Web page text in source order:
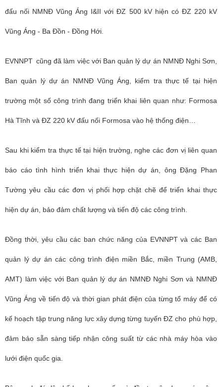
đấu nối NMNĐ Vũng Áng I&II với ĐZ 500 kV hiện có ĐZ 220 kV
Vũng Áng - Ba Đồn - Đồng Hới.
EVNNPT cũng đã làm việc với Ban quản lý dự án NMNĐ Nghi Sơn,
Ban quản lý dự án NMNĐ Vũng Áng, kiểm tra thực tế tại hiện
trường một số công trình đang triển khai liên quan như: Formosa
Hà Tĩnh và ĐZ 220 kV đấu nối Formosa vào hệ thống điện…
Sau khi kiểm tra thực tế tại hiện trường, nghe các đơn vị liên quan
báo cáo tình hình triển khai thực hiện dự án, ông Đặng Phan
Tường yêu cầu các đơn vị phối hợp chặt chẽ để triển khai thực
hiện dự án, bảo đảm chất lượng và tiến độ các công trình.
Đồng thời, yêu cầu các ban chức năng của EVNNPTvà các Ban
quản lý dự án các công trình điện miền Bắc, miền Trung (AMB,
AMT) làm việc với Ban quản lý dự án NMNĐ Nghi Sơn và NMNĐ
Vũng Áng về tiến độ và thời gian phát điện của từng tổ máy để có
kế hoạch tập trung năng lực xây dựng từng tuyến ĐZ cho phù hợp,
đảm bảo sẵn sàng tiếp nhận công suất từ các nhà máy hòa vào
lưới điện quốc gia.